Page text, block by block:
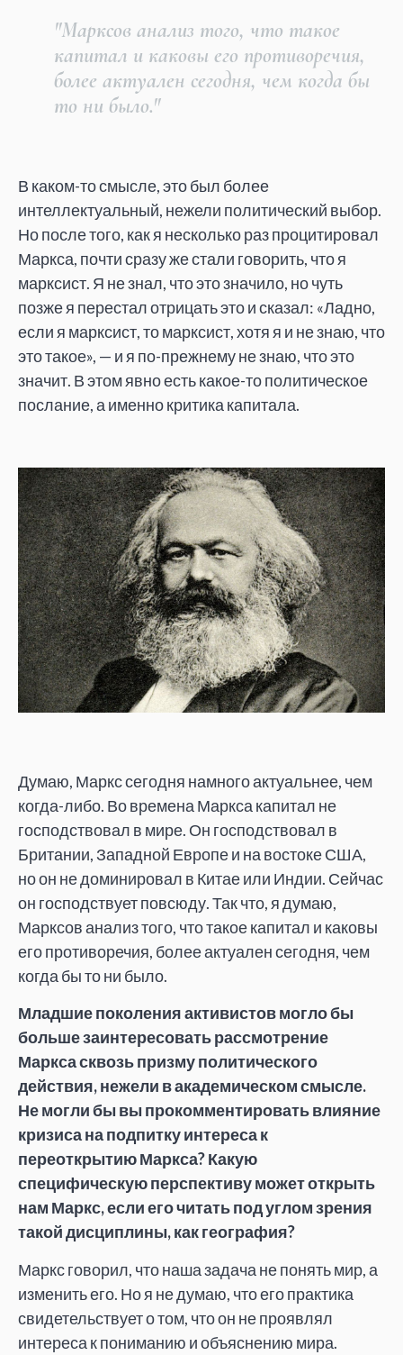
"Марксов анализ того, что такое
капитал и каковы его противоречия,
более актуален сегодня, чем когда бы
то ни было."
В каком-то смысле, это был более
интеллектуальный, нежели политический выбор.
Но после того, как я несколько раз процитировал
Маркса, почти сразу же стали говорить, что я
марксист. Я не знал, что это значило, но чуть
позже я перестал отрицать это и сказал: «Ладно,
если я марксист, то марксист, хотя я и не знаю, что
это такое», — и я по-прежнему не знаю, что это
значит. В этом явно есть какое-то политическое
послание, а именно критика капитала.
Думаю, Маркс сегодня намного актуальнее, чем
когда-либо. Во времена Маркса капитал не
господствовал в мире. Он господствовал в
Британии, Западной Европе и на востоке США,
но он не доминировал в Китае или Индии. Сейчас
он господствует повсюду. Так что, я думаю,
Марксов анализ того, что такое капитал и каковы
его противоречия, более актуален сегодня, чем
когда бы то ни было.
Младшие поколения активистов могло бы
больше заинтересовать рассмотрение
Маркса сквозь призму политического
действия, нежели в академическом смысле.
Не могли бы вы прокомментировать влияние
кризиса на подпитку интереса к
переоткрытию Маркса? Какую
специфическую перспективу может открыть
нам Маркс, если его читать под углом зрения
такой дисциплины, как география?
Маркс говорил, что наша задача не понять мир, а
изменить его. Но я не думаю, что его практика
свидетельствует о том, что он не проявлял
интереса к пониманию и объяснению мира.